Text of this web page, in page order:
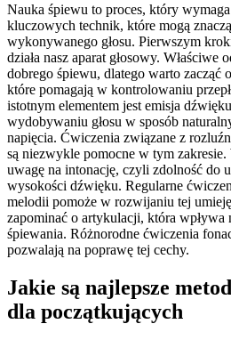
Nauka śpiewu to proces, który
kluczowych technik, które mogą
wykonywanego głosu. Pierwszym
działa nasz aparat głosowy. Właściwe
dobrego śpiewu, dlatego warto zacząć
które pomagają w kontrolowaniu
istotnym elementem jest emisja
wydobywaniu głosu w sposób
napięcia. Ćwiczenia związane z
są niezwykle pomocne w tym
uwagę na intonację, czyli zdolność do
wysokości dźwięku. Regularne
melodii pomoże w rozwijaniu tej
zapominać o artykulacji, która wpływa
śpiewania. Różnorodne ćwiczenia
pozwalają na poprawę tej cechy.
Jakie są najlepsze
dla początkujących